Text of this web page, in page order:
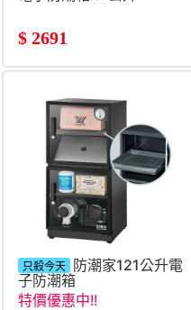
$ 2691
只殺今天
防潮家121公升電
子防潮箱
特價優惠中!!